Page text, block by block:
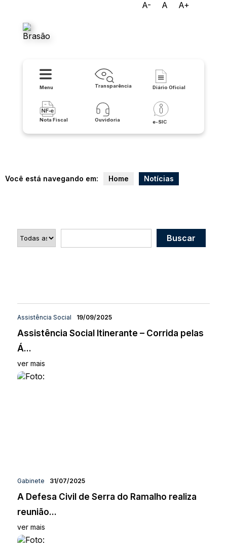
A- A A+
Menu Transparência Diário Oficial
Nota Fiscal Ouvidoria e-SIC
Você está navegando em: Home Notícias
Assistência Social 19/09/2025
Assistência Social Itinerante – Corrida pelas
Á...
ver mais
Gabinete 31/07/2025
A Defesa Civil de Serra do Ramalho realiza
reunião...
ver mais